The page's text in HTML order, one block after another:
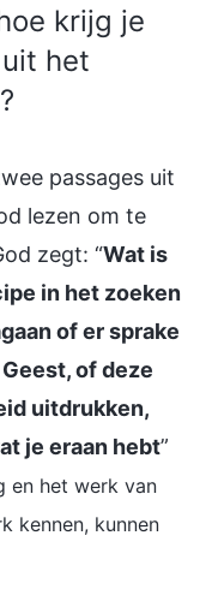
krijg je
het
passages uit
lezen om te
zegt: “Wat is
in het zoeken
of er sprake
of deze
uitdrukken,
je eraan hebt”
en het werk van
kennen, kunnen